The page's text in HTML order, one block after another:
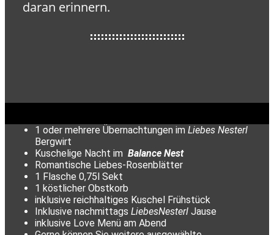
daran erinnern.
1 oder mehrere Übernachtungen im Liebes Nesterl
Bergwirt
Kuschelige Nacht im Balance Nest
Romantische Liebes-Rosenblätter
1 Flasche 0,75l Sekt
1 köstlicher Obstkorb
inklusive reichhaltiges Kuschel Frühstück
Inklusive nachmittags LiebesNesterl Jause
inklusive Love Menü am Abend